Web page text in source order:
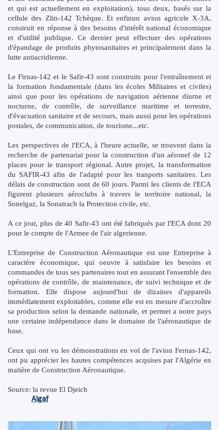
et qui est actuellement en exploitation), tous deux, basés sur la
cellule des Zlin-142 Tchèque. Et enfinun avion agricole X-3A,
construit en réponse à des besoins d'intérêt national économique
et d'utilité publique. Ce dernier peut effectuer des opérations
d'épandage de produits phytosanitaires et principalement dans la
lutte antiacridienne.
Le Firnas-142 et le Safir-43 sont construits pour l'entraînement et
la formation fondamentale (dans les écoles Militaires et civiles)
ainsi que pour les opérations de navigation aérienne diurne et
nocturne, de contrôle, de surveillance maritime et terrestre,
d'évacuation sanitaire et de secours, mais aussi pour les opérations
postales, de communication, de tourisme...etc.
Les perspectives de l'ECA, à l'heure actuelle, se trouvent dans la
recherche de partenariat pour la construction d'un aéronef de 12
places pour le transport régional. Autre projet, la transformation
du SAFIR-43 afin de l'adapté pour les tranports sanitaires. Les
délais de construction sont de 60 jours. Parmi les clients de l'ECA
figurent plusieurs aéroclubs à travers le territoire national, la
Sonelgaz, la Sonatrach la Protection civile, etc.
A ce jour, plus de 40 Safir-43 ont été fabriqués par l'ECA dont 20
pour le compte de l'Armee de l'air algerienne.
L'Entreprise de Construction Aéronautique est une Entreprise à
caractère économique, qui oeuvre à satisfaire les besoins et
commandes de tous ses partenaires tout en assurant l'ensemble des
opérations de contrôle, de maintenance, de suivi technique et de
formation. Elle dispose aujourd'hui de dizaines d'appareils
immédiatement exploitables, comme elle est en mesure d'accroître
sa production selon la demande nationale, et permet a notre pays
une certaine indépendance dans le domaine de l'aéronautique de
base.
Ceux qui ont vu les démonstrations en vol de l'avion Fernas-142,
ont pu apprécier les hautes compétences acquises par l'Algérie en
matière de Construction Aéronautique.
Source: la revue El Djeich
Algaf